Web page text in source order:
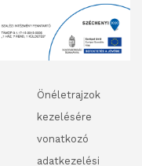
Önéletrajzok
kezelésére
vonatkozó
adatkezelési